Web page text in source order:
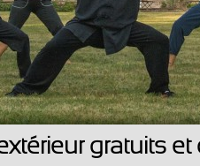
gratuits et